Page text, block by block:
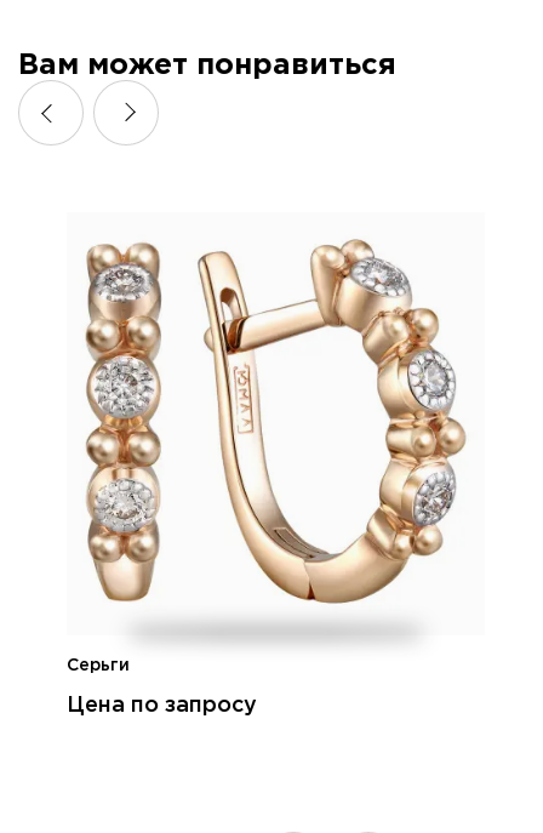
Вам может понравиться
Серьги
Цена по запросу